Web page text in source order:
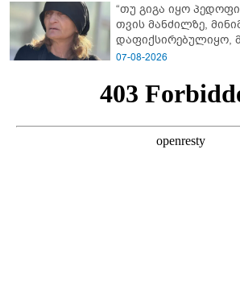
“თუ გიგა იყო
თვის მანძილზე,
დაფიქსირებულიყო,
ამზადებდა
ავიწროებდა” - ეკა
07-08-2026